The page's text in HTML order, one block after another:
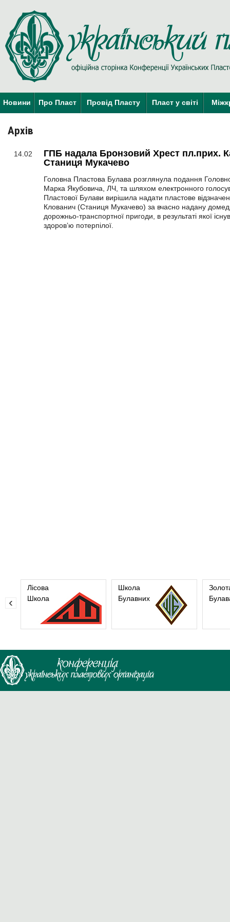
Новини Про Пласт Провід Пласту Пласт у світі
Архів
14.02
ГПБ надала Бронзовий Хрест пл.прих.
Станиця Мукачево
Головна Пластова Булава розглянула подання
Марка Якубовича, ЛЧ, та шляхом електронного
Пластової Булави вирішила надати пластове
Клованич (Станиця Мукачево) за вчасно надану
дорожньо-транспортної пригоди, в результаті якої
здоровʼю потерпілої.
Лісова
Школа
Школа
Булавних
‹